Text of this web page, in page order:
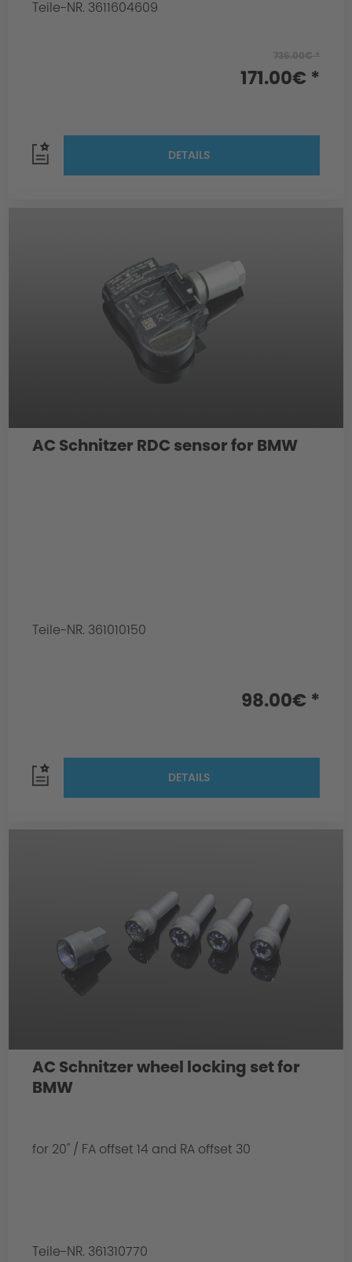
Teile-NR. 3611604609
171.00€ *
DETAILS
AC Schnitzer RDC sensor for BMW
Teile-NR. 361010150
98.00€ *
DETAILS
AC Schnitzer wheel locking set for
BMW
for 20" / FA offset 14 and RA offset 30
Teile-NR. 361310770